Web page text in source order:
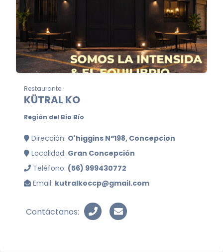
Restaurante
KÜTRAL KO
Región del Bio Bío
Dirección: O'higgins Nº198, Concepcion
Localidad: Gran Concepción
Teléfono: (56) 999430772
Email: kutralkoccp@gmail.com
Contáctanos: